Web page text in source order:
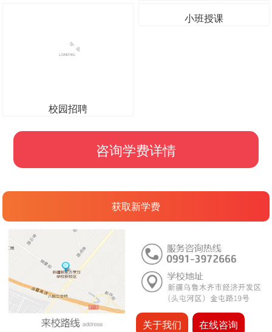
关于我们 在线咨询